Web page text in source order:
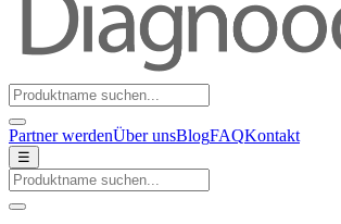
Partner werdenÜber unsBlogFAQKontakt
☰